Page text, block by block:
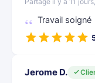
Travail soigné
Jerome D.